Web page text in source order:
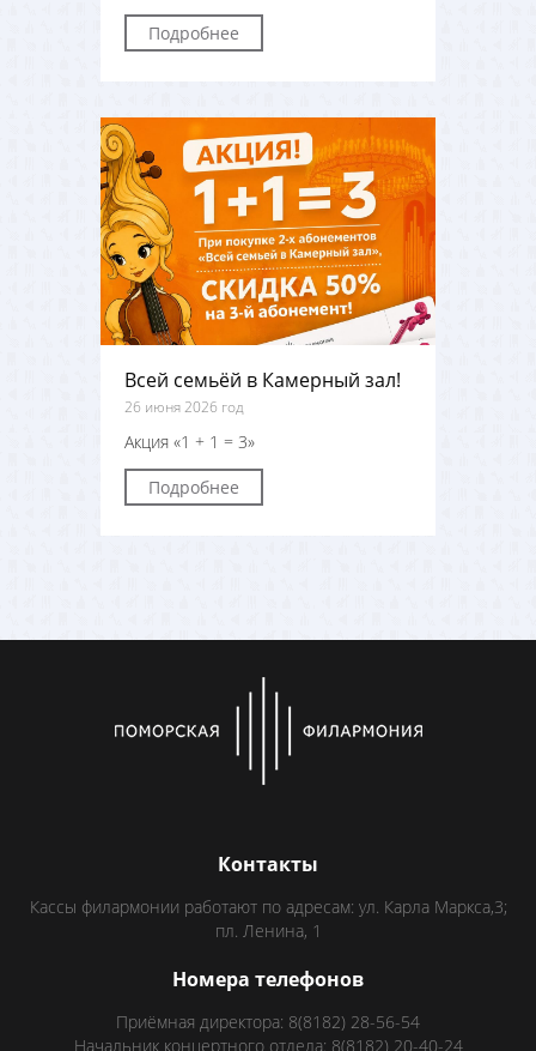
Подробнее
Всей семьёй в Камерный зал!
26 июня 2026 год
Акция «1 + 1 = 3»
Подробнее
Контакты
Кассы филармонии работают по адресам: ул. Карла Маркса,3;
пл. Ленина, 1
Номера телефонов
Приёмная директора: 8(8182) 28-56-54
Начальник концертного отдела: 8(8182) 20-40-24